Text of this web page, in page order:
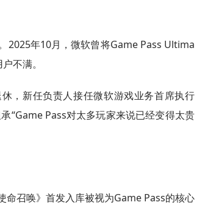
2025年10月，微软曾将Game Pass Ultima
不满。
，新任负责人接任微软游戏业务首席执行
“Game Pass对太多玩家来说已经变得太贵
命召唤》首发入库被视为Game Pass的核心